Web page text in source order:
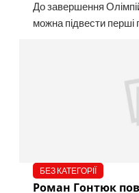
До завершення
можна підвести перші
БЕЗ КАТЕГОРІЇ
Роман Гонтюк